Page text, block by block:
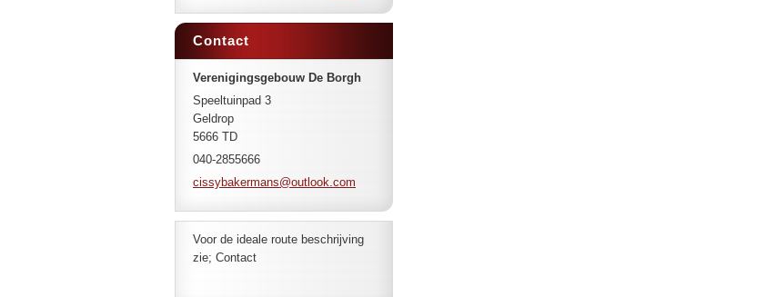
Contact
Verenigingsgebouw De Borgh
Speeltuinpad 3
Geldrop
5666 TD
040-2855666
cissybakermans@outlook.com
Voor de ideale route beschrijving
zie; Contact